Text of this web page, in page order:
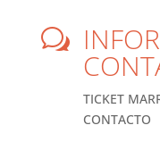
w
TICKET
CONTACTO